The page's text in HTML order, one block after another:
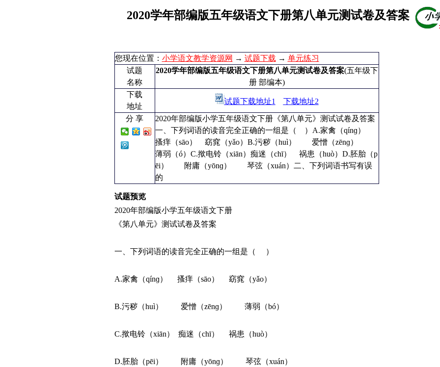
2020学年部编版五年级语文下册第八单元测试卷及答案
您现在位置： 小学语文教学资源网 → 试题下载 → 单元练习
试题
名称
2020学年部编版五年级语文下册第八单元测试卷及答案(五年级下
册 部编本)
下载
地址
试题下载地址1 下载地址2
分 享
2020年部编版小学五年级语文下册《第八单元》测试试卷及答案
一、下列词语的读音完全正确的一组是（ ）A.家禽（qínɡ）
搔痒（sāo） 窈窕（yǎo）B.污秽（huì） 爱憎（zēnɡ）
薄弱（ó）C.揿电铃（xiān）痴迷（chī） 祸患（huò）D.胚胎（p
ēi） 附庸（yōnɡ） 琴弦（xuán）二、下列词语书写有误
的
试题预览
2020年部编版小学五年级语文下册
《第八单元》测试试卷及答案
一、下列词语的读音完全正确的一组是（ ）
A.家禽（qínɡ） 搔痒（sāo） 窈窕（yǎo）
B.污秽（huì） 爱憎（zēnɡ） 薄弱（bó）
C.揿电铃（xiān） 痴迷（chī） 祸患（huò）
D.胚胎（pēi） 附庸（yōnɡ） 琴弦（xuán）